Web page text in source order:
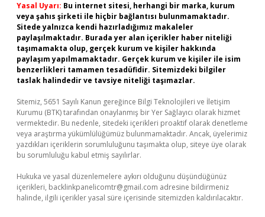
Yasal Uyarı: Bu internet sitesi, herhangi bir marka, kurum
veya şahıs şirketi ile hiçbir bağlantısı bulunmamaktadır.
Sitede yalnızca kendi hazırladığımız makaleler
paylaşılmaktadır. Burada yer alan içerikler haber niteliği
taşımamakta olup, gerçek kurum ve kişiler hakkında
paylaşım yapılmamaktadır. Gerçek kurum ve kişiler ile isim
benzerlikleri tamamen tesadüfidir. Sitemizdeki bilgiler
taslak halindedir ve tavsiye niteliği taşımazlar.
Sitemiz, 5651 Sayılı Kanun gereğince Bilgi Teknolojileri ve İletişim
Kurumu (BTK) tarafından onaylanmış bir Yer Sağlayıcı olarak hizmet
vermektedir. Bu nedenle, sitedeki içerikleri proaktif olarak denetleme
veya araştırma yükümlülüğümüz bulunmamaktadır. Ancak, üyelerimiz
yazdıkları içeriklerin sorumluluğunu taşımakta olup, siteye üye olarak
bu sorumluluğu kabul etmiş sayılırlar.
Hukuka ve yasal düzenlemelere aykırı olduğunu düşündüğünüz
içerikleri, backlinkpanelicomtr@gmail.com adresine bildirmeniz
halinde, ilgili içerikler yasal süre içerisinde sitemizden kaldırılacaktır.